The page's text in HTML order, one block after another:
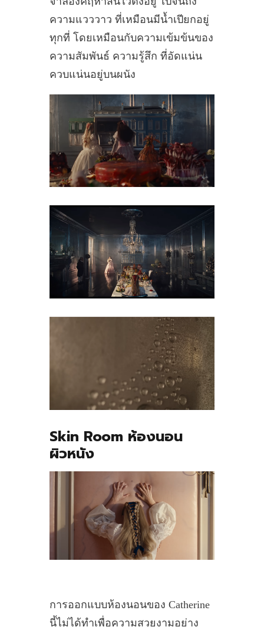
ความแวววาว ที่เหมือนมีน้ำเปียกอยู่
ทุกที่ โดยเหมือนกับความเข้มข้นของ
ความสัมพันธ์ ความรู้สึก ที่อัดแน่น
ควบแน่นอยู่บนผนัง
Skin Room ห้องนอน
ผิวหนัง
การออกแบบห้องนอนของ Catherine
นี้ไม่ได้ทำเพื่อความสวยงามอย่าง